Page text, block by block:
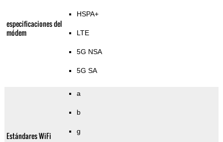
especificaciones del
módem
HSPA+
LTE
5G NSA
5G SA
Estándares WiFi
a
b
g